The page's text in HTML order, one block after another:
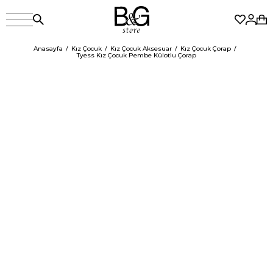
Anasayfa Kız Çocuk Kız Çocuk Aksesuar
Kız Çocuk Çorap
Tyess Kız Çocuk Pembe Külotlu Çorap